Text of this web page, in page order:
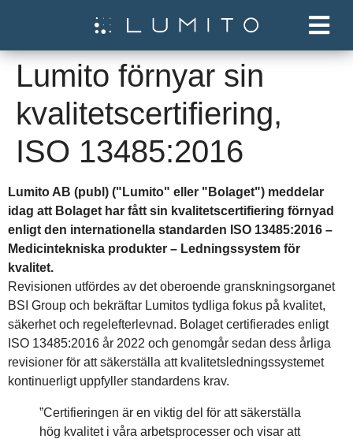
Lumito förnyar sin
kvalitetscertifiering,
ISO 13485:2016
Lumito AB (publ) ("Lumito" eller "Bolaget") meddelar
idag att Bolaget har fått sin kvalitetscertifiering förnyad
enligt den internationella standarden ISO 13485:2016 –
Medicintekniska produkter – Ledningssystem för
kvalitet.
Revisionen utfördes av det oberoende granskningsorganet
BSI Group och bekräftar Lumitos tydliga fokus på kvalitet,
säkerhet och regelefterlevnad. Bolaget certifierades enligt
ISO 13485:2016 år 2022 och genomgår sedan dess årliga
revisioner för att säkerställa att kvalitetsledningssystemet
kontinuerligt uppfyller standardens krav.
”Certifieringen är en viktig del för att säkerställa
hög kvalitet i våra arbetsprocesser och visar att